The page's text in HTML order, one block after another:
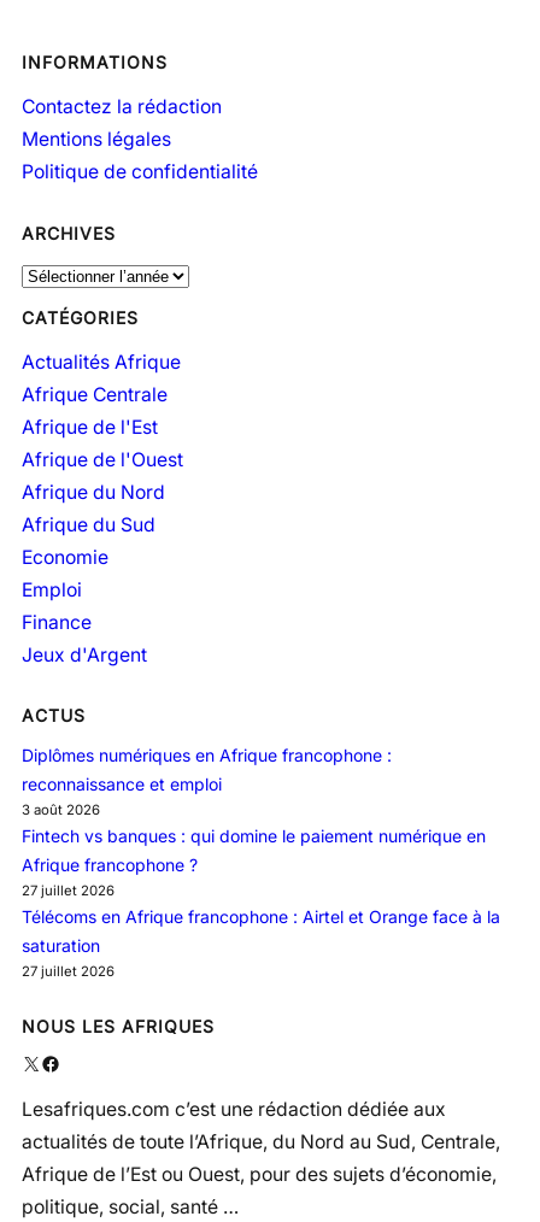
INFORMATIONS
Contactez la rédaction
Mentions légales
Politique de confidentialité
ARCHIVES
A
c
h
v
CATÉGORIES
Actualités Afrique
Afrique Centrale
Afrique de l'Est
Afrique de l'Ouest
Afrique du Nord
Afrique du Sud
Economie
Emploi
Finance
Jeux d'Argent
ACTUS
Diplômes numériques en Afrique francophone :
reconnaissance et emploi
3 août 2026
Fintech vs banques : qui domine le paiement numérique en
Afrique francophone ?
27 juillet 2026
Télécoms en Afrique francophone : Airtel et Orange face à la
saturation
27 juillet 2026
NOUS LES AFRIQUES
X Facebook
Lesafriques.com c’est une rédaction dédiée aux
actualités de toute l’Afrique, du Nord au Sud, Centrale,
Afrique de l’Est ou Ouest, pour des sujets d’économie,
politique, social, santé …